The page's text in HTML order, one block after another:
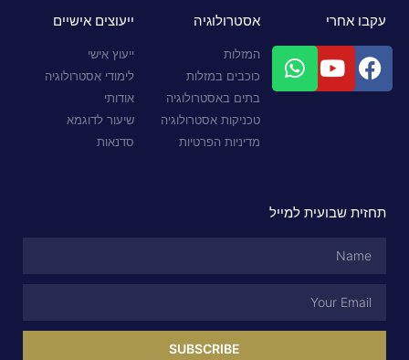
עקבו אחרי אסטרולוגיה
המזלות
כוכבים במזלות
בתים באסטרולוגיה
טכניקות אסטרולוגיה
מדיניות הפרטיות
ייעוצים אישיים
ייעוץ אישי
לימודי אסטרולוגיה
אודותי
שיעור לדוגמא
סדנאות
תחזית שבועית למייל
SUBSCRIBE